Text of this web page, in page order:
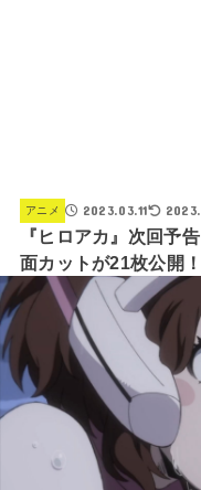
アニメ 2023.03.11
『ヒロアカ』次回予
面カットが21枚公開